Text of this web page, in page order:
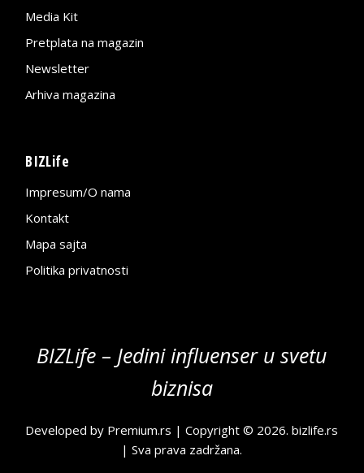
Media Kit
Pretplata na magazin
Newsletter
Arhiva magazina
BIZLife
Impresum/O nama
Kontakt
Mapa sajta
Politika privatnosti
BIZLife – Jedini influenser u svetu
biznisa
Developed by Premium.rs | Copyright © 2026.bizlife.rs
| Sva prava zadržana.